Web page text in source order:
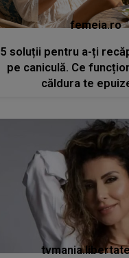
femeia.ro
5 soluții pentru a-ți
pe caniculă. Ce
căldura te